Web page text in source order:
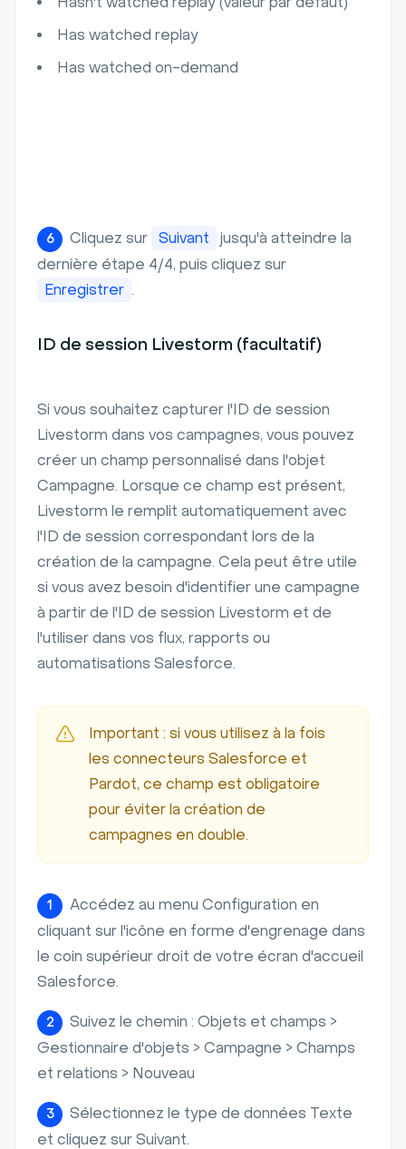
Has watched replay
Has watched on-demand
6 Cliquez sur Suivant
jusqu'à atteindre la
dernière étape 4/4, puis cliquez sur
Enregistrer .
ID de session Livestorm (facultatif)
Si vous souhaitez capturer l'ID de session
Livestorm dans vos campagnes, vous pouvez
créer un champ personnalisé dans l'objet
Campagne. Lorsque ce champ est présent,
Livestorm le remplit automatiquement avec
l'ID de session correspondant lors de la
création de la campagne. Cela peut être utile
si vous avez besoin d'identifier une campagne
à partir de l'ID de session Livestorm et de
l'utiliser dans vos flux, rapports ou
automatisations Salesforce.
Important : si vous utilisez à la fois
les connecteurs Salesforce et
Pardot, ce champ est obligatoire
pour éviter la création de
campagnes en double.
1
Accédez au menu Configuration en
cliquant sur l'icône en forme d'engrenage dans
le coin supérieur droit de votre écran d'accueil
Salesforce.
2
Suivez le chemin : Objets et champs >
Gestionnaire d'objets > Campagne > Champs
et relations > Nouveau
3
Sélectionnez le type de données Texte
et cliquez sur Suivant.